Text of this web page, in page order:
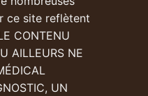
ce site reflètent
CONTENU
AILLEURS NE
UN